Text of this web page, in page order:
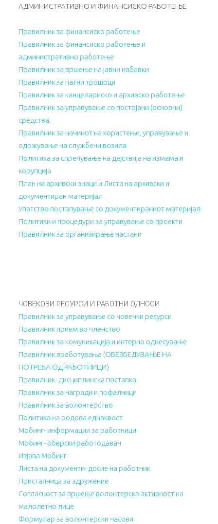
АДМИНИСТРАТИВНО И ФИНАНСИСКО РАБОТЕЊЕ
Правилник за финансиско работење
Правилник за финансиско работење и
административно работење
Правилник за вршење на јавни набавки
Правилник за патни трошоци
Правилник за канцелариско и архивско работење
Правилник за управување со постојани (основни)
средства
Правилник за начинот на користење, управување и
одржување на службени возила
Политика за спречување на дејствија на измама и
корупција
План на архивски знаци и Листа на архивски и
документиран материјал
Упатство постапување со документираниот материјал
Политики и процедури за управување со проекти
Правилник за организирање настани
ЧОВЕКОВИ РЕСУРСИ И РАБОТНИ ОДНОСИ
Правилник за управување со човечки ресурси
Правилник прием во членство
Правилник за комуникација и интерно однесување
Правилник вработувања (ОБЕЗБЕДУВАЊЕ НА
ПОТРЕБА ОД РАБОТНИЦИ)
Правилник- дисциплинска постапка
Правилник за награди и пофалници
Правилник за волонтерство
Политика на родова еднаквост
Мобинг- информации за работници
Мобинг- обврски работодавач
Изјава Мобинг
Листа на документи- досие на работник
Пристапница за здружение
Согласност за вршење волонтерска активност на
малолетно лице
Формулар за волонтерски часови